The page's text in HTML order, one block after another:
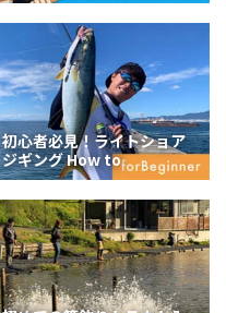
初心者必見！ライトショア
ジギング How to